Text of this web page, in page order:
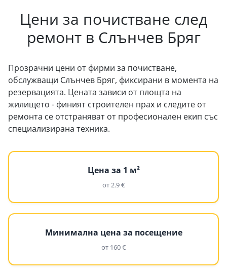
Цени за почистване след
ремонт в Слънчев Бряг
Прозрачни цени от фирми за почистване,
обслужващи Слънчев Бряг, фиксирани в момента на
резервацията. Цената зависи от площта на
жилището - финият строителен прах и следите от
ремонта се отстраняват от професионален екип със
специализирана техника.
Цена за 1 м²
от 2.9 €
Минимална цена за посещение
от 160 €